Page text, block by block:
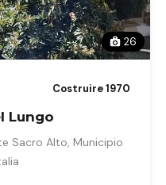
26
Costruire 1970
Lungo
Sacro Alto, Municipio